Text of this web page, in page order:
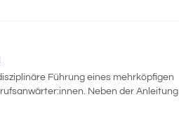
Führung eines mehrköpfigen
Neben der Anleitung